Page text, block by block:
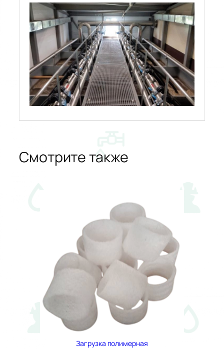
Смотрите также
Загрузка полимерная